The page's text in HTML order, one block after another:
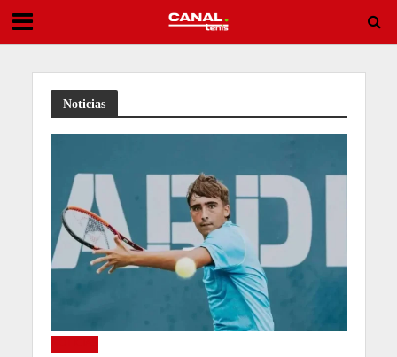
Entry List ATP Challenger Brownsburg 2026
Noticias